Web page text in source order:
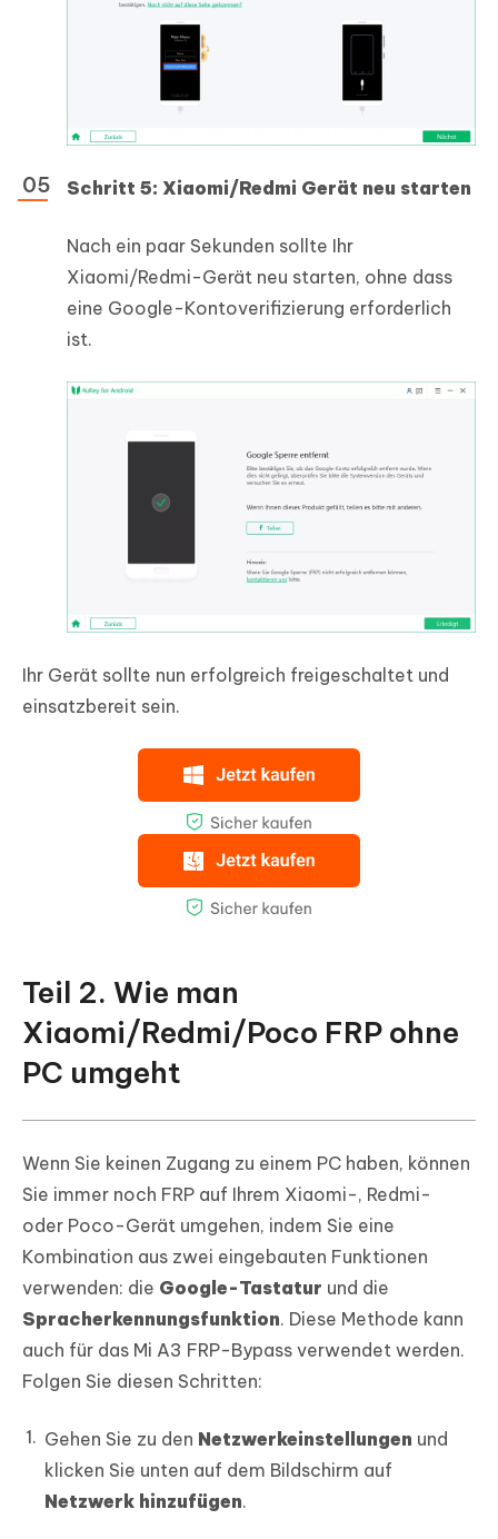
Schritt 5: Xiaomi/Redmi Gerät neu starten
Nach ein paar Sekunden sollte Ihr
Xiaomi/Redmi-Gerät neu starten, ohne dass
eine Google-Kontoverifizierung erforderlich
ist.
Ihr Gerät sollte nun erfolgreich freigeschaltet und
einsatzbereit sein.
Teil 2. Wie man
Xiaomi/Redmi/Poco FRP ohne
PC umgeht
Wenn Sie keinen Zugang zu einem PC haben, können
Sie immer noch FRP auf Ihrem Xiaomi-, Redmi-
oder Poco-Gerät umgehen, indem Sie eine
Kombination aus zwei eingebauten Funktionen
verwenden: die Google-Tastatur und die
Spracherkennungsfunktion. Diese Methode kann
auch für das Mi A3 FRP-Bypass verwendet werden.
Folgen Sie diesen Schritten:
Gehen Sie zu den Netzwerkeinstellungen und
klicken Sie unten auf dem Bildschirm auf
Netzwerk hinzufügen.